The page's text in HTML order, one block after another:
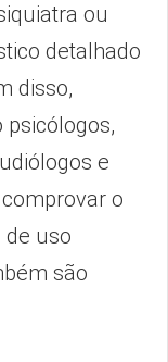
ou
detalhado
disso,
e
o
de uso
são